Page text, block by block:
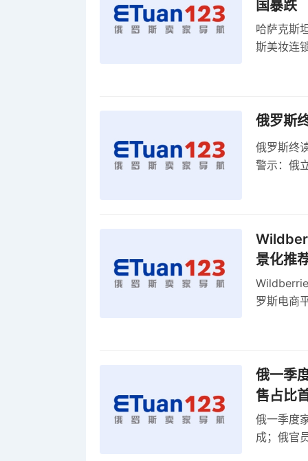
国暴跌
哈萨克斯
斯美妆连
俄罗斯
俄罗斯终
警示：俄
景化推
罗斯电商
俄一季
售占比
俄一季度
成；俄官